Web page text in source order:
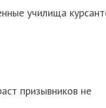
училища
призывников не